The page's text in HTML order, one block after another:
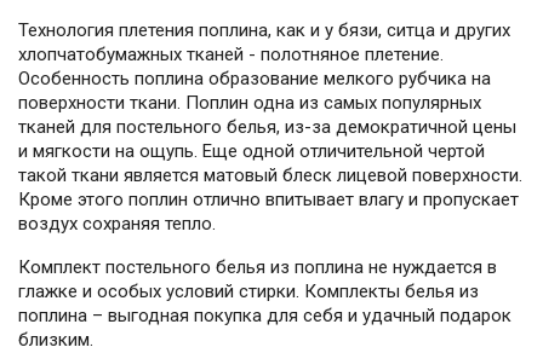
Технология плетения поплина, как и у бязи, ситца и других
хлопчатобумажных тканей - полотняное плетение.
Особенность поплина образование мелкого рубчика на
поверхности ткани. Поплин одна из самых популярных
тканей для постельного белья, из-за демократичной цены
и мягкости на ощупь. Еще одной отличительной чертой
такой ткани является матовый блеск лицевой поверхности.
Кроме этого поплин отлично впитывает влагу и пропускает
воздух сохраняя тепло.
Комплект постельного белья из поплина не нуждается в
глажке и особых условий стирки. Комплекты белья из
поплина – выгодная покупка для себя и удачный подарок
близким.